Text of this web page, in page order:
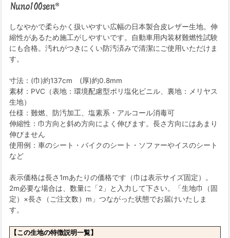
しなやかで柔らかく扱いやすい広幅の日本製合皮レザー生地。伸
縮性があるため施工がしやすいです。自動車用内装材難燃性試験
にも合格。汚れがつきにくい防汚済みで清潔にご使用いただけま
す。
寸法：(巾)約137cm (厚)約0.8mm
素材：PVC（表地：環境配慮型ポリ塩化ビニル、裏地：メリヤス
生地）
仕様：難燃、防汚加工、塩素系・アルコール消毒可
伸縮性：巾方向と斜め方向によく伸びます。長さ方向にはあまり
伸びません
使用例：車のシート・バイクのシート・ソファーやイスのシート
など
表示価格は長さ1mあたりの価格です（巾は表示サイズ固定）。
2m必要な場合は、数量に「2」と入力して下さい。「生地巾（固
定）×長さ（ご注文数）m」つながった状態でお届けいたしま
す。
【この生地の特徴説明一覧】